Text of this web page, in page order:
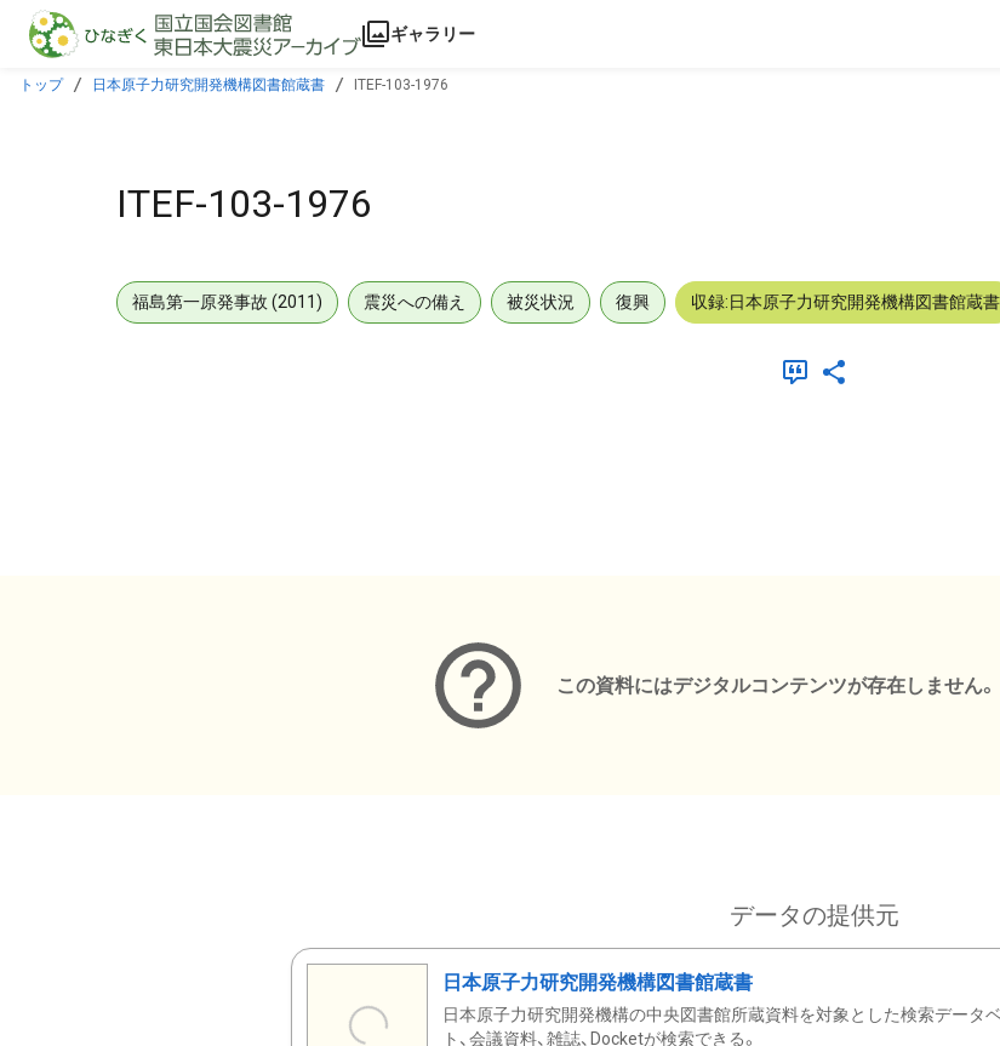
本文に飛ぶ
ギャラリー
トップ 日本原子力研究開発機構図書館蔵書 ITEF-103-1976
ITEF-103-1976
福島第一原発事故 (2011) 震災への備え 被災状況 復興 収録:日本原子力研究開発機構図書館蔵書
この資料にはデジタルコンテンツが存在しません。
データの提供元
日本原子力研究開発機構図書館蔵書
日本原子力研究開発機構の中央図書館所蔵資料を対象とした検索データ
ト、会議資料、雑誌、Docketが検索できる。